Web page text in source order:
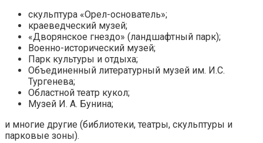
скульптура «Орел-основатель»;
краеведческий музей;
«Дворянское гнездо» (ландшафтный парк);
Военно-исторический музей;
Парк культуры и отдыха;
Объединенный литературный музей им. И.С.
Тургенева;
Областной театр кукол;
Музей И. А. Бунина;
и многие другие (библиотеки, театры, скульптуры и
парковые зоны).